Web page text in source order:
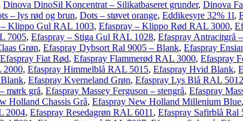
Dinova DinoSil Koncentrat – Silikatbaseret grunder, Dinova
– lys rød og brun, Dots – støvet orange, Eddikesyre 32% 1l,
– Klippo Gul RAL 1003, Efaspray – Klippo Rød RAL 3000,
7005, Efaspray – Stiga Gul RAL 1028, Efaspray Antracitgrå
Grøn, Efaspray Dybsort Ral 9005 – Blank, Efaspray
Efaspray Fiat Rød, Efaspray Flammerød RAL 3000, Efaspray
2000, Efaspray Himmelblå RAL 5015, Efaspray Hvid Blank,
, Efaspray Kverneland Grøn, Efaspray Lys Blå RAL 5012
mørk grå, Efaspray Massey Ferguson – stengrå, Efaspray
Holland Chassis Grå, Efaspray New Holland Millenium Blue,
2004, Efaspray Resedagrøn RAL 6011 , Efaspray Safirblå Ral